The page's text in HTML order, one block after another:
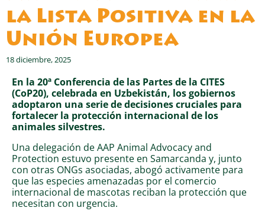
la Lista Positiva en la
Unión Europea
18 diciembre, 2025
En la 20ª Conferencia de las Partes de la CITES
(CoP20), celebrada en Uzbekistán, losgobiernos
adoptaron una serie de decisiones cruciales para
fortalecer la protección internacional de los
animales silvestres.
Una delegación de AAP Animal Advocacy and
Protection estuvo presente en Samarcanda y, junto
con otras ONGs asociadas, abogó activamente para
que las especies amenazadas por el comercio
internacional de mascotas reciban la protección que
necesitan con urgencia.